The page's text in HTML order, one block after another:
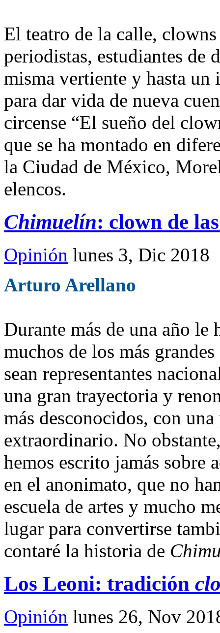
El teatro de la calle,
periodistas, estudiantes de
misma vertiente y hasta un
para dar vida de nueva
circense “El sueño del
que se ha montado en
la Ciudad de México,
elencos.
Chimuelín: clown de
Opinión lunes 3, Dic 2018
Arturo Arellano
Durante más de una año le
muchos de los más
sean representantes
una gran trayectoria y
más desconocidos, con
extraordinario. No
hemos escrito jamás sobre
en el anonimato, que no
escuela de artes y mucho
lugar para convertirse
contaré la historia de
Los Leoni: tradición
Opinión lunes 26, Nov